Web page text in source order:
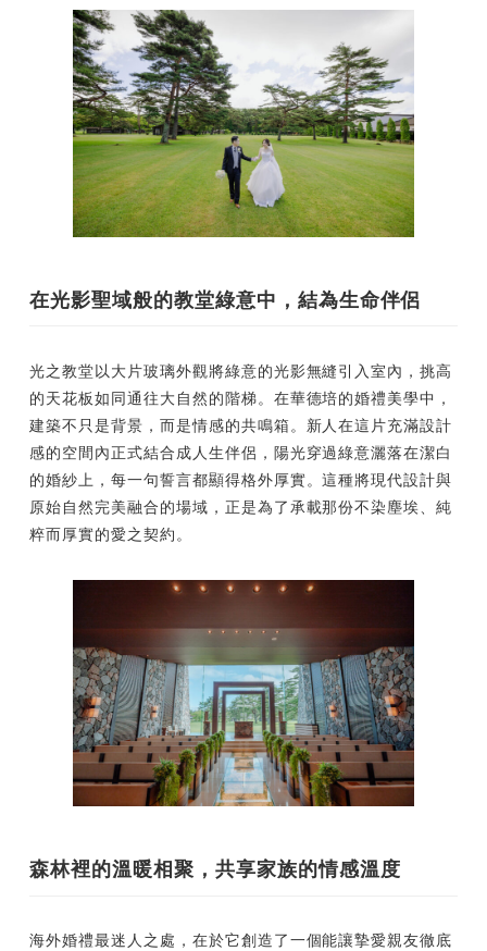
在光影聖域般的教堂綠意中，結為生命伴侶
光之教堂以大片玻璃外觀將綠意的光影無縫引入室內，挑高
的天花板如同通往大自然的階梯。在華德培的婚禮美學中，
建築不只是背景，而是情感的共鳴箱。新人在這片充滿設計
感的空間內正式結合成人生伴侶，陽光穿過綠意灑落在潔白
的婚紗上，每一句誓言都顯得格外厚實。這種將現代設計與
原始自然完美融合的場域，正是為了承載那份不染塵埃、純
粹而厚實的愛之契約。
森林裡的溫暖相聚，共享家族的情感溫度
海外婚禮最迷人之處，在於它創造了一個能讓摯愛親友徹底